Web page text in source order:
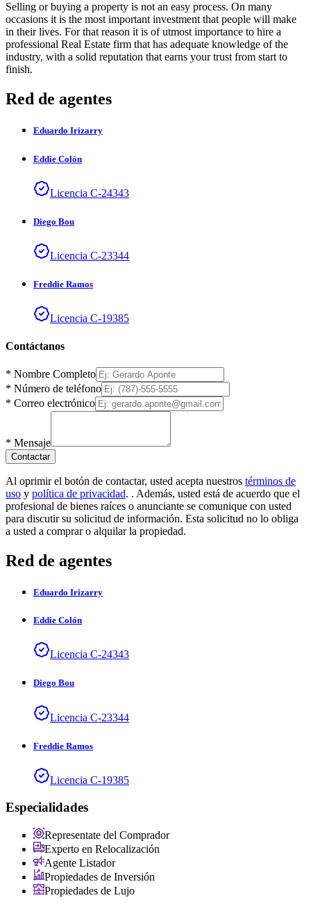
Selling or buying a property is not an easy process. On many
occasions it is the most important investment that people will make
in their lives. For that reason it is of utmost importance to hire a
professional Real Estate firm that has adequate knowledge of the
industry, with a solid reputation that earns your trust from start to
finish.
Red de agentes
Eduardo Irizarry
Eddie Colón
Licencia C-24343
Diego Bou
Licencia C-23344
Freddie Ramos
Licencia C-19385
Contáctanos
* Nombre Completo
* Número de teléfono
* Correo electrónico
* Mensaje
Contactar
Al oprimir el botón de contactar, usted acepta nuestros términos de
uso y política de privacidad. . Además, usted está de acuerdo que el
profesional de bienes raíces o anunciante se comunique con usted
para discutir su solicitud de información. Esta solicitud no lo obliga
a usted a comprar o alquilar la propiedad.
Red de agentes
Eduardo Irizarry
Eddie Colón
Licencia C-24343
Diego Bou
Licencia C-23344
Freddie Ramos
Licencia C-19385
Especialidades
Representate del Comprador
Experto en Relocalización
Agente Listador
Propiedades de Inversión
Propiedades de Lujo